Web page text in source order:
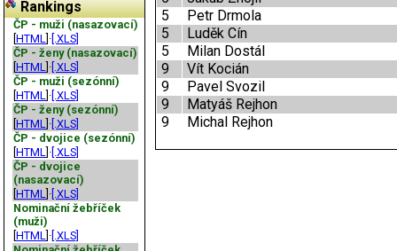
Rankings
ČP - muži (nasazovací)
HTML ]· [.XLS]
ČP - ženy (nasazovací)
HTML ]· [.XLS]
ČP - muži (sezónní)
HTML ]· [.XLS]
ČP - ženy (sezónní)
HTML ]· [.XLS]
ČP - dvojice (sezónní)
HTML ]· [.XLS]
ČP - dvojice
(nasazovací)
HTML ]· [.XLS]
Nominační žebříček
(muži)
HTML ]· [.XLS]
5
Petr Drmola
5
Luděk Cín
5
Milan Dostál
9
Vít Kocián
9
Pavel Svozil
9
Matyáš Rejhon
9
Michal Rejhon